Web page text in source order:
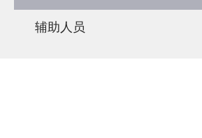
辅助人员